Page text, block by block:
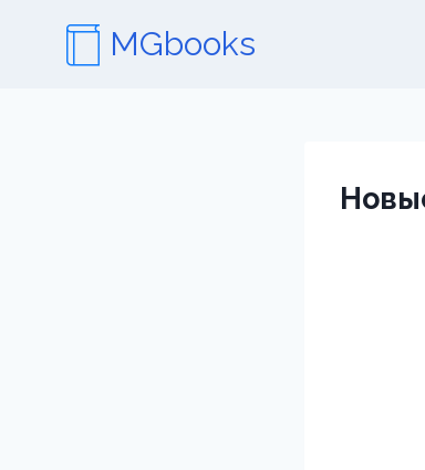
содержимому
MGbooks